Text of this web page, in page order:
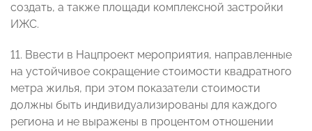
создать, а также площади комплексной застройки
ИЖС.
11. Ввести в Нацпроект мероприятия, направленные
на устойчивое сокращение стоимости квадратного
метра жилья, при этом показатели стоимости
должны быть индивидуализированы для каждого
региона и не выражены в процентом отношении